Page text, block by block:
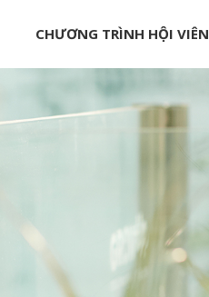
CHƯƠNG TRÌNH HỘI VIÊN